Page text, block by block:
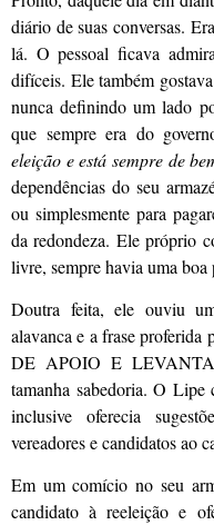
diário de suas conversas.
lá. O pessoal ficava
difíceis. Ele também
nunca definindo um lado
que sempre era do
eleição e está sempre de
dependências do seu
ou simplesmente para
da redondeza. Ele próprio
livre, sempre havia uma boa
Doutra feita, ele ouviu
alavanca e a frase
DE APOIO E
tamanha sabedoria. O Lipe
inclusive oferecia
vereadores e candidatos ao
Em um comício no seu
candidato à reeleição e